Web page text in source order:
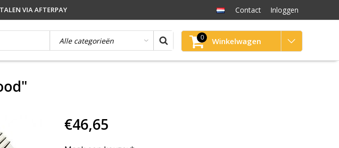
VIA AFTERPAY Contact Inloggen
0 Winkelwagen
€46,65